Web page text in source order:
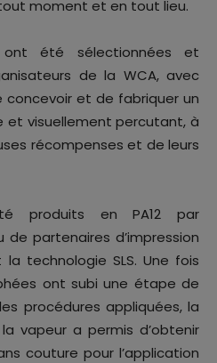
moment et en tout lieu.
ont été sélectionnées et
de la WCA, avec
concevoir et de fabriquer un
et visuellement percutant, à
récompenses et de leurs
produits en PA12 par
de partenaires d’impression
technologie SLS. Une fois
ont subi une étape de
procédures appliquées, la
vapeur a permis d’obtenir
couture pour l’application